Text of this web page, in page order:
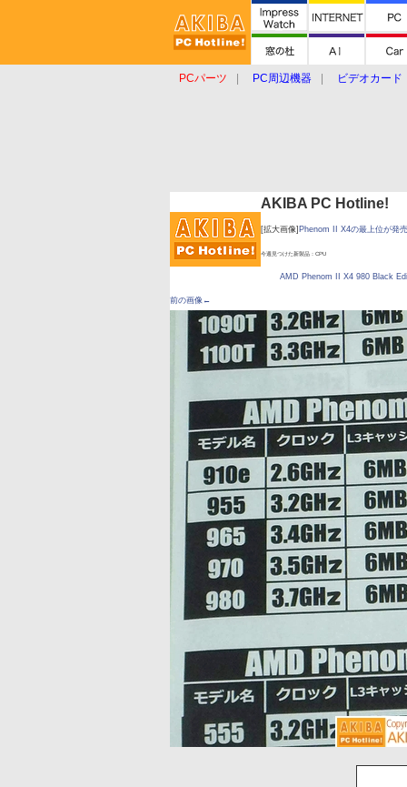
PCパーツ PC周辺機器
ビデオカード
AKIBA PC Hotline!
[拡大画像] Phenom II X4の最上位が発
今週見つけた新製品：CPU
AMD Phenom II X4 980 Black
前の画像←